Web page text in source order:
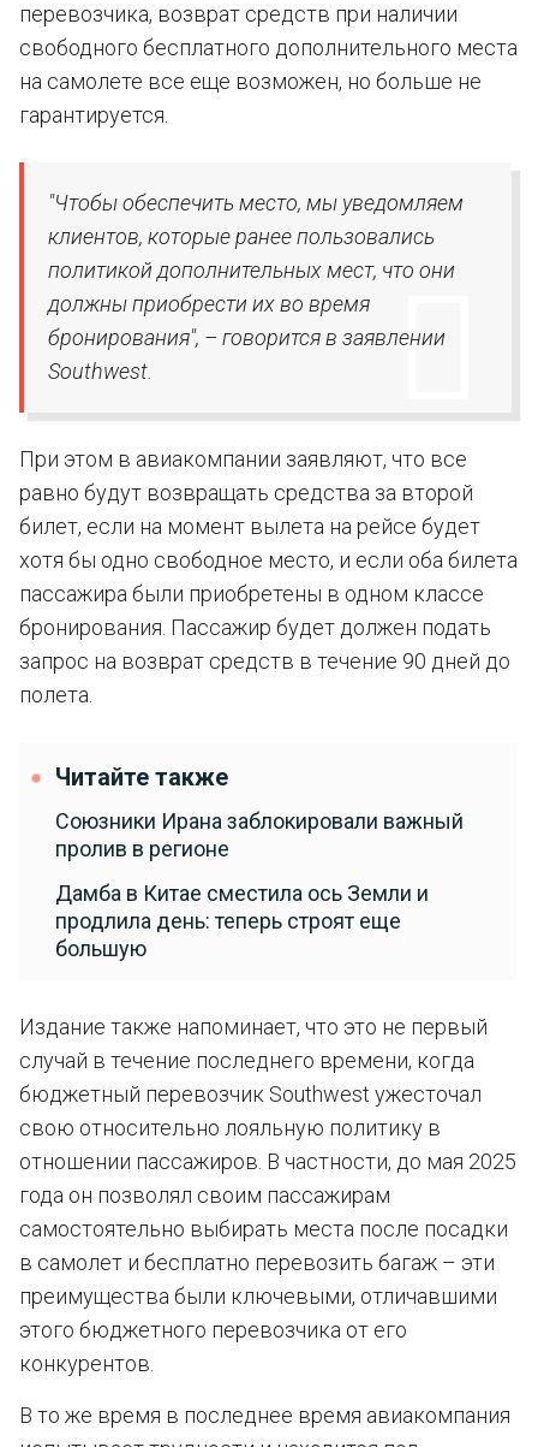
перевозчика, возврат средств при наличии
свободного бесплатного дополнительного места
на самолете все еще возможен, но больше не
гарантируется.
"Чтобы обеспечить место, мы уведомляем
клиентов, которые ранее пользовались
политикой дополнительных мест, что они
должны приобрести их во время
бронирования", – говорится в заявлении
Southwest.
При этом в авиакомпании заявляют, что все
равно будут возвращать средства за второй
билет, если на момент вылета на рейсе будет
хотя бы одно свободное место, и если оба билета
пассажира были приобретены в одном классе
бронирования. Пассажир будет должен подать
запрос на возврат средств в течение 90 дней до
полета.
Читайте также
Союзники Ирана заблокировали важный
пролив в регионе
Дамба в Китае сместила ось Земли и
продлила день: теперь строят еще
большую
Издание также напоминает, что это не первый
случай в течение последнего времени, когда
бюджетный перевозчик Southwest ужесточал
свою относительно лояльную политику в
отношении пассажиров. В частности, до мая 2025
года он позволял своим пассажирам
самостоятельно выбирать места после посадки
в самолет и бесплатно перевозить багаж – эти
преимущества были ключевыми, отличавшими
этого бюджетного перевозчика от его
конкурентов.
В то же время в последнее время авиакомпания